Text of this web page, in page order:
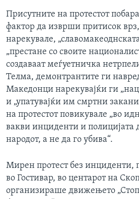
Присутните на протестот
фактор да изврши притисок
нарекувале,
„престане со своите
создаваат меѓуетничка
Телма, демонтрантите ги
Македонци нарекувајќи ги
и „упатувајќи им смртни
на протестот повикувале „во
вакви инциденти и полицијата
народот, а не да го убива“.
Мирен протест без инциденти,
во Гостивар, во центарот на
организираше движењето